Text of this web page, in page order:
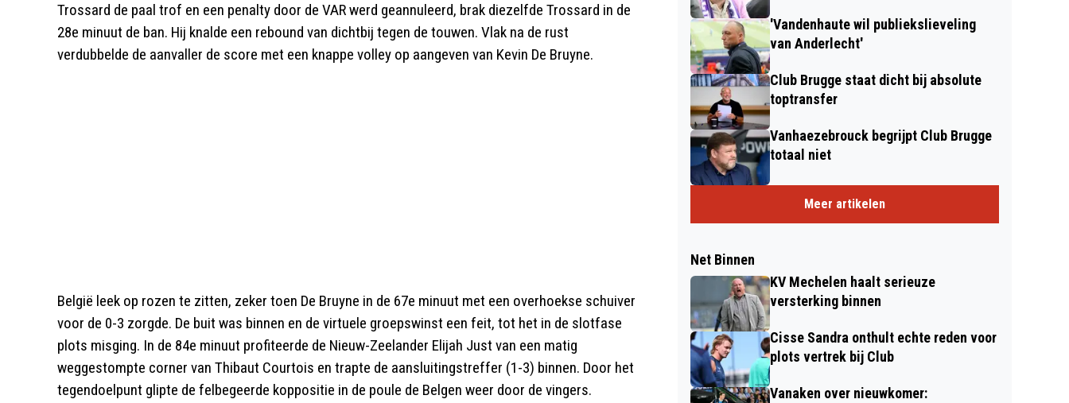
Trossard de paal trof en een penalty door de VAR werd geannuleerd, brak diezelfde Trossard in de
28e minuut de ban. Hij knalde een rebound van dichtbij tegen de touwen. Vlak na de rust
verdubbelde de aanvaller de score met een knappe volley op aangeven van Kevin De Bruyne.
België leek op rozen te zitten, zeker toen De Bruyne in de 67e minuut met een overhoekse schuiver
voor de 0-3 zorgde. De buit was binnen en de virtuele groepswinst een feit, tot het in de slotfase
plots misging. In de 84e minuut profiteerde de Nieuw-Zeelander Elijah Just van een matig
weggestompte corner van Thibaut Courtois en trapte de aansluitingstreffer (1-3) binnen. Door het
tegendoelpunt glipte de felbegeerde koppositie in de poule de Belgen weer door de vingers.
'Vandenhaute wil publiekslieveling
van Anderlecht'
Club Brugge staat dicht bij absolute
toptransfer
Vanhaezebrouck begrijpt Club Brugge
totaal niet
Meer artikelen
Net Binnen
KV Mechelen haalt serieuze
versterking binnen
Cisse Sandra onthult echte reden voor
plots vertrek bij Club
Vanaken over nieuwkomer: